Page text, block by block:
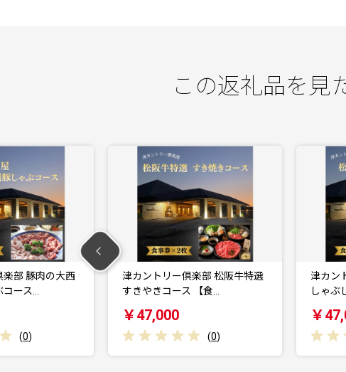
この返礼品を見
楽部 松阪牛特選
【食…
(0
津カントリー倶楽部 松阪牛特選
しゃぶしゃぶコース …
￥47,000
(0
津カン
鉄板焼
￥